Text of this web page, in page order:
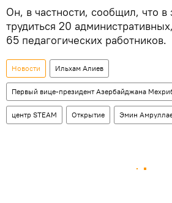
Он, в частности, сообщил, что в
трудиться 20
65 педагогических работников.
Новости Ильхам Алиев
Первый вице-президент Азербайджана
центр STEAM Открытие Эмин